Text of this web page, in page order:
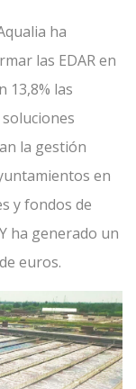
ha
las EDAR en
13,8% las
la gestión
en
y fondos de
ha generado un
euros.